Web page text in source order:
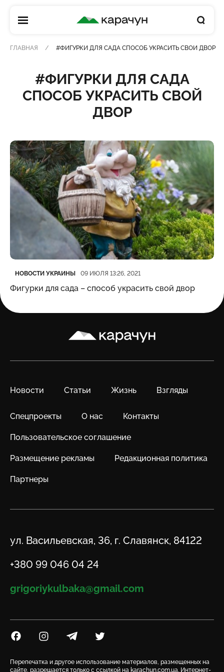
КАРАЧУН
ГЛАВНАЯ #ФИГУРКИ ДЛЯ САДА СПОСОБ УКРАСИТЬ СВОЙ ДВОР
#ФИГУРКИ ДЛЯ САДА
СПОСОБ УКРАСИТЬ СВОЙ
ДВОР
Категория
НОВОСТИ УКРАИНЫ
Дата публикации 09 ИЮЛЯ 13:26, 2021
Фигурки для сада – способ украсить свой двор
Карачун
Новости Статьи Жизнь Взгляды
Спецпроекты О нас Контакты
Пользовательское соглашение
Размещение рекламы Редакционная политика
Партнеры
Адрес
ул. Васильевская, 36, г. Славянск, 84122
Телефон
+380 99 046 04 24
Email
grigoriykulbaka@gmail.com
Посилання на Facebook
Посилання на Instagram
Посилання на Telegram
Посилання на Twitter
Перепечатка и другое использование материалов, размещенных на
сайте, разрешается только с ссылкой на karachun.com.ua. Интернет-